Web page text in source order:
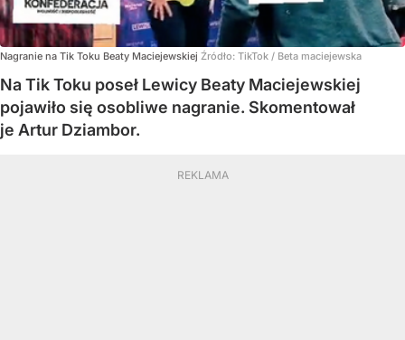
Nagranie na Tik Toku Beaty Maciejewskiej Źródło: TikTok / Beta maciejewska
Na Tik Toku poseł Lewicy Beaty Maciejewskiej
pojawiło się osobliwe nagranie. Skomentował
je Artur Dziambor.